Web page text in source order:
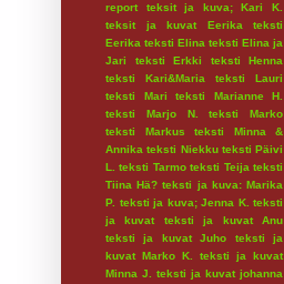
report
teksit ja kuva; Kari K.
teksit ja kuvat Eerika
teksti
Eerika teksti Elina teksti Elina ja
Jari
teksti Erkki
teksti Henna
teksti Kari&Maria
teksti Lauri
teksti Mari
teksti Marianne H.
teksti Marjo N.
teksti Marko
teksti Markus
teksti Minna &
Annika teksti Niekku teksti Päivi
L.
teksti Tarmo teksti Teija teksti
Tiina Hä? teksti ja kuva: Marika
P. teksti ja kuva; Jenna K. teksti
ja kuvat
teksti ja kuvat Anu
teksti ja kuvat Juho
teksti ja
kuvat Marko K.
teksti ja kuvat
Minna J.
teksti ja kuvat johanna